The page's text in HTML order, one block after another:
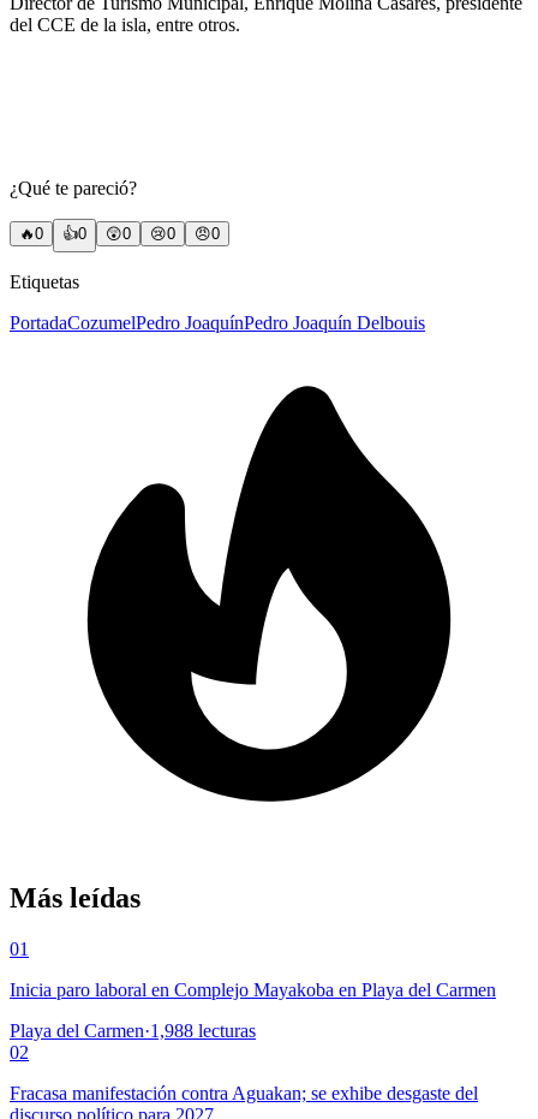
del CCE de la isla, entre otros.
¿Qué te pareció?
🔥0 👍0 😲0 😢0 😠0
Etiquetas
PortadaCozumelPedro JoaquínPedro Joaquín Delbouis
Más leídas
01
Inicia paro laboral en Complejo Mayakoba en Playa del Carmen
Playa del Carmen·1,988 lecturas
02
Fracasa manifestación contra Aguakan; se exhibe desgaste del
discurso político para 2027